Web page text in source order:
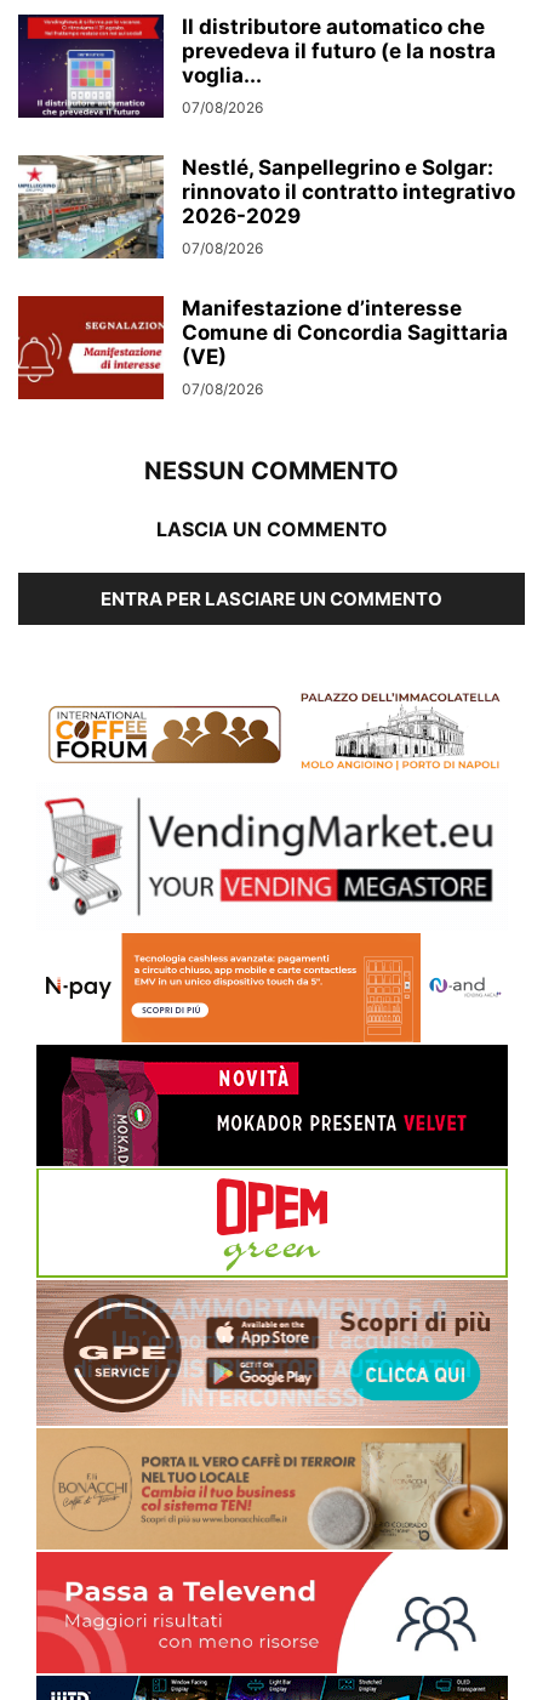
Il distributore automatico che
prevedeva il futuro (e la nostra
voglia...
07/08/2026
Nestlé, Sanpellegrino e Solgar:
rinnovato il contratto integrativo
2026-2029
07/08/2026
Manifestazione d’interesse
Comune di Concordia Sagittaria
(VE)
07/08/2026
NESSUN COMMENTO
LASCIA UN COMMENTO
ENTRA PER LASCIARE UN COMMENTO